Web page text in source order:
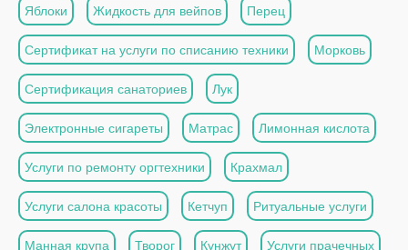
Яблоки Жидкость для вейпов Перец
Сертификат на услуги по списанию техники Морковь
Сертификация санаториев Лук
Электронные сигареты Матрас Лимонная кислота
Услуги по ремонту оргтехники Крахмал
Услуги салона красоты Кетчуп Ритуальные услуги
Манная крупа Творог Кунжут Услуги прачечных